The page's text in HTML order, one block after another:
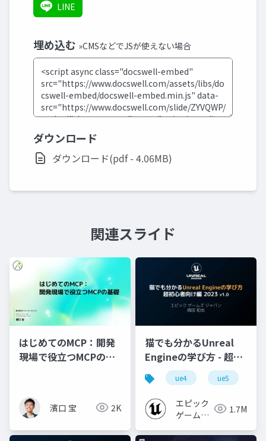
LINE
埋め込む »CMSなどでJSが使えない場合
ダウンロード
ダウンロード(pdf - 4.06MB)
関連スライド
はじめてのMCP：開発
現場で役立つMCPの基
濱口 宝 2K
猫でも分かるUnreal
Engineの学び方 - 超初
心者向け編 - 2023 v1.0
ue4 ue5
エピック
ゲームズ
1.7M